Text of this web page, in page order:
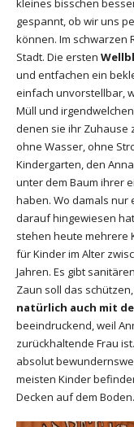
kleines bisschen
gespannt, ob wir uns
können. Im schwarzen
Stadt. Die ersten
und entfachen ein
einfach unvorstellbar,
Müll und
denen sie ihr Zuhause
ohne Wasser, ohne
Kindergarten, den
unter dem Baum ihrer
haben. Wo damals nur
darauf hingewiesen
stehen heute mehrere
für Kinder im Alter
Jahren. Es gibt
Zaun soll das schützen,
natürlich auch mit
beeindruckend, weil
zurückhaltende Frau
absolut
meisten Kinder
Decken auf dem Boden.